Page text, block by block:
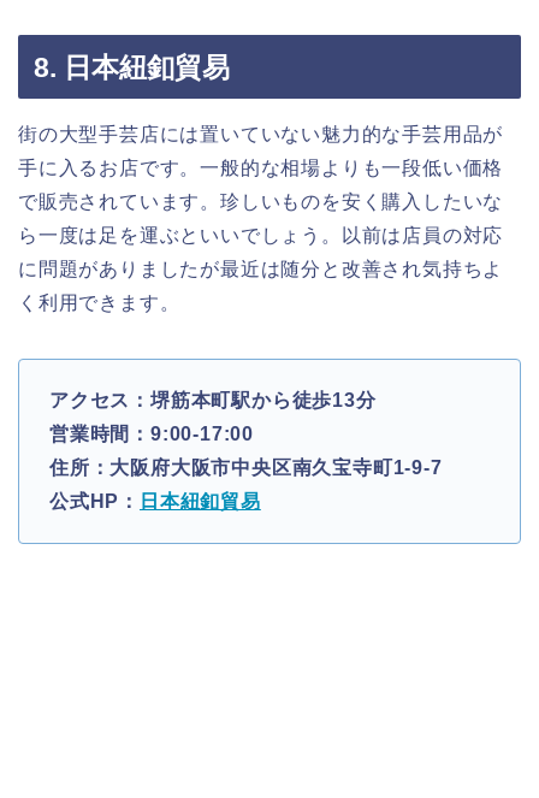
8. 日本紐釦貿易
街の大型手芸店には置いていない魅力的な手芸用品が
手に入るお店です。一般的な相場よりも一段低い価格
で販売されています。珍しいものを安く購入したいな
ら一度は足を運ぶといいでしょう。以前は店員の対応
に問題がありましたが最近は随分と改善され気持ちよ
く利用できます。
アクセス：堺筋本町駅から徒歩13分
営業時間：9:00-17:00
住所：大阪府大阪市中央区南久宝寺町1-9-7
公式HP：
日本紐釦貿易